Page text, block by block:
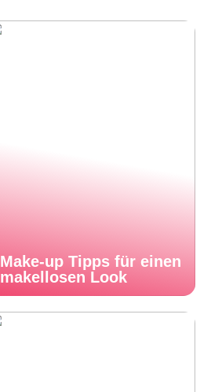
Make-up Tipps für einen
makellosen Look